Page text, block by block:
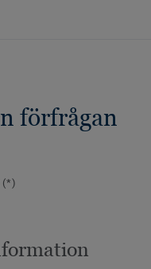
förfrågan
(*)